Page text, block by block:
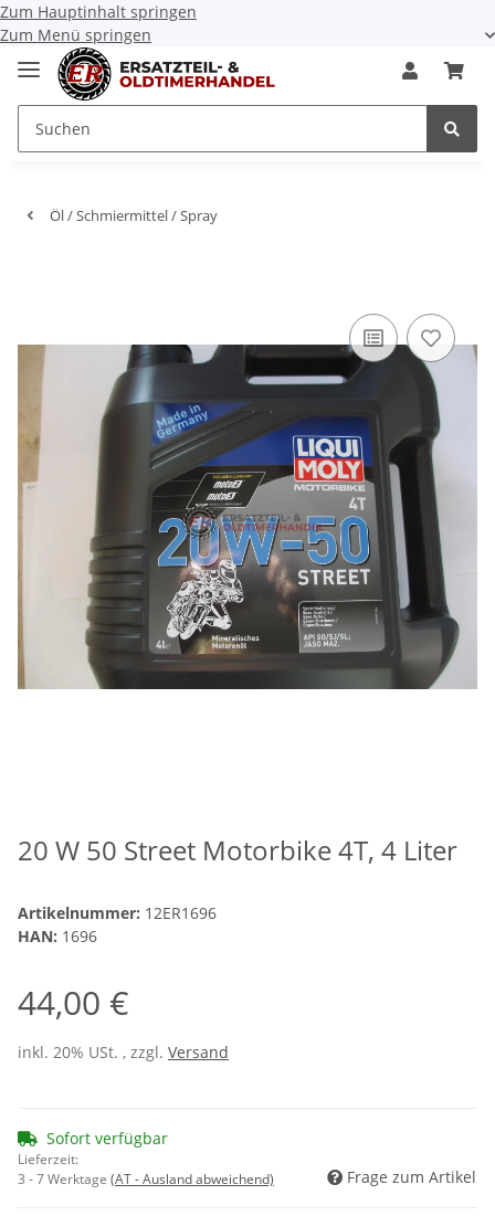
Zum Hauptinhalt springen
Zum Menü springen
Öl / Schmiermittel / Spray
20 W 50 Street Motorbike 4T, 4 Liter
Artikelnummer: 12ER1696
HAN: 1696
44,00 €
inkl. 20% USt. , zzgl. Versand
Sofort verfügbar
Lieferzeit:
3 - 7 Werktage (AT - Ausland abweichend) Frage zum Artikel